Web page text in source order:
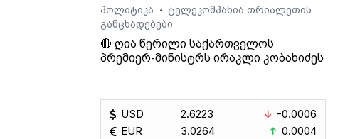
პოლიტიკა
•
ტელეკომპანია თრიალეთის
განცხადებები
🔴 ღია წერილი საქართველოს
პრემიერ-მინისტრს ირაკლი კობახიძეს
USD
EUR
2.6223
3.0264
-0.0006
0.0004